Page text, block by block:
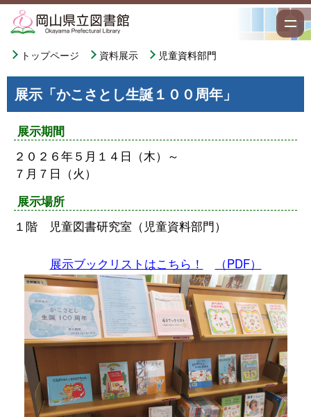
トップページ 資料展示 児童資料部門
展示「かこさとし生誕１００周年」
展示期間
２０２６年５月１４日（木）～
７月７日（火）
展示場所
１階 児童図書研究室（児童資料部門）
展示ブックリストはこちら！ （PDF）